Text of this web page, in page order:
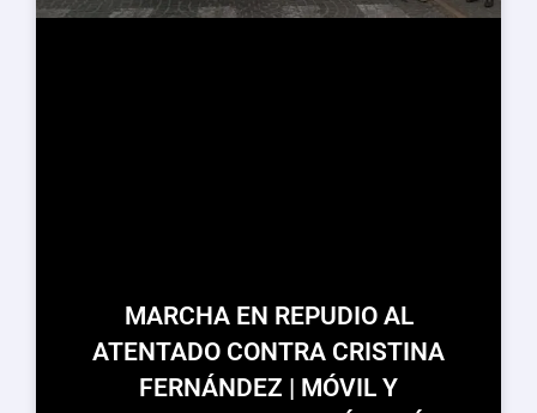
MARCHA EN REPUDIO AL
ATENTADO CONTRA CRISTINA
FERNÁNDEZ | MÓVIL Y